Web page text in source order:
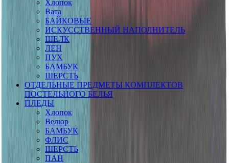
Хлопок
Вата
БАЙКОВЫЕ
ИСКУССТВЕННЫЙ НАПОЛНИТЕЛЬ
ШЕЛК
ЛЕН
ПУХ
БАМБУК
ШЕРСТЬ
ОТДЕЛЬНЫЕ ПРЕДМЕТЫ КОМПЛЕКТОВ
ПОСТЕЛЬНОГО БЕЛЬЯ
ПЛЕДЫ
Хлопок
Велюр
БАМБУК
ФЛИС
ШЕРСТЬ
ПАН